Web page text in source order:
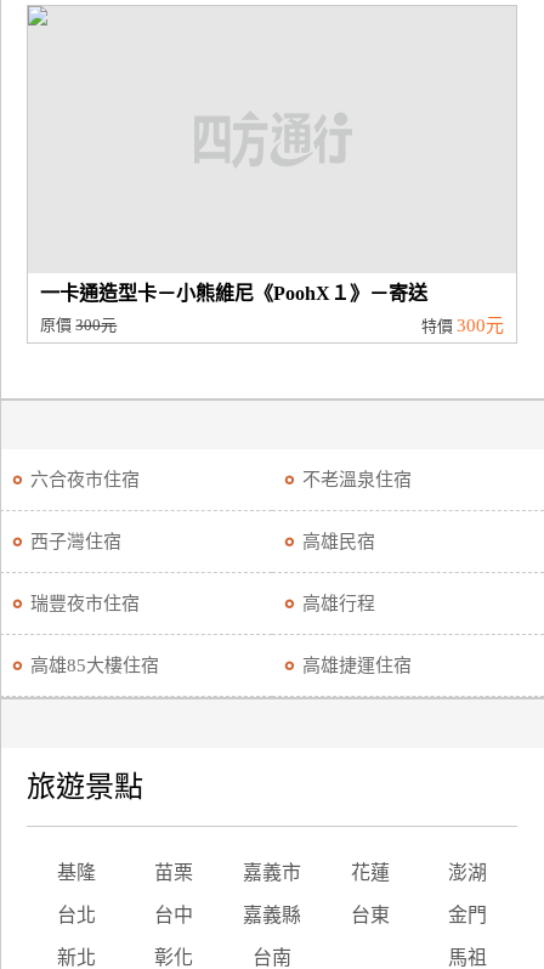
一卡通造型卡－小熊維尼《PoohX１》－寄送
原價300元 特價 300元
六合夜市住宿 不老溫泉住宿
西子灣住宿 高雄民宿
瑞豐夜市住宿 高雄行程
高雄85大樓住宿 高雄捷運住宿
旅遊景點
基隆 苗栗 嘉義市 花蓮 澎湖
台北 台中 嘉義縣 台東 金門
新北 彰化 台南 馬祖